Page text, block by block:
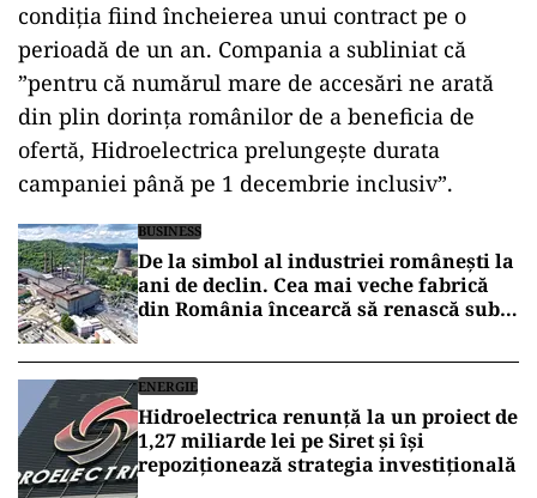
condiția fiind încheierea unui contract pe o
perioadă de un an. Compania a subliniat că
”pentru că numărul mare de accesări ne arată
din plin dorința românilor de a beneficia de
ofertă, Hidroelectrica prelungește durata
campaniei până pe 1 decembrie inclusiv”.
BUSINESS
De la simbol al industriei românești la
ani de declin. Cea mai veche fabrică
din România încearcă să renască sub
ENERGIE
Hidroelectrica renunță la un proiect de
1,27 miliarde lei pe Siret și își
repoziționează strategia investițională